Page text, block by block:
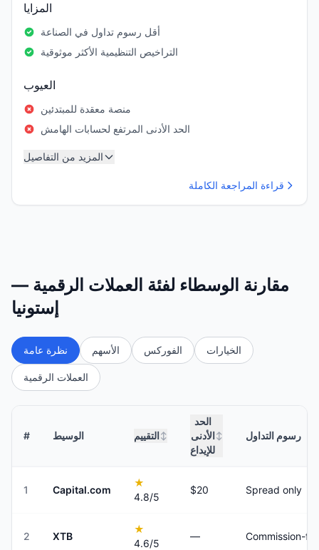
المزايا
أقل رسوم تداول في الصناعة
التراخيص التنظيمية الأكثر موثوقية
العيوب
منصة معقدة للمبتدئين
الحد الأدنى المرتفع لحسابات الهامش
المزيد من التفاصيل
قراءة المراجعة الكاملة
مقارنة الوسطاء لفئة العملات الرقمية —
إستونيا
نظرة عامة الأسهم الفوركس الخيارات
العملات الرقمية
# الوسيط التقييم ↕
الحد
الأدنى
للإيداع
↕ رسوم التداول
1 Capital.com
★
4.8/5
$20 Spread only
2 XTB
★
4.6/5
— Commission-